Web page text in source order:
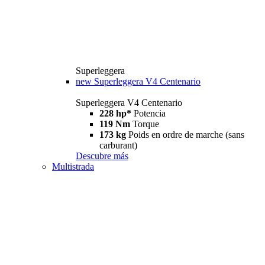
Superleggera
new Superleggera V4 Centenario
Superleggera V4 Centenario
228 hp* Potencia
119 Nm Torque
173 kg Poids en ordre de marche (sans
carburant)
Descubre más
Multistrada